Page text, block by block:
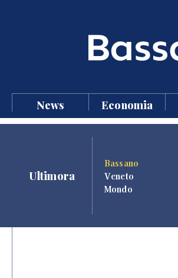
News Economia
Ultimora
Bassano
Veneto
Mondo